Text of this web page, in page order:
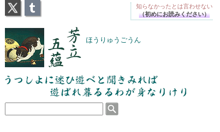
芳立五蘊 ほうりゅうごうん
うつしよに迷ひ遊べと聞きみれば遊ばれ暮るるわが
身なりけり
知らなかったとは言わせない
（初めにお読みください）
X Tumblr